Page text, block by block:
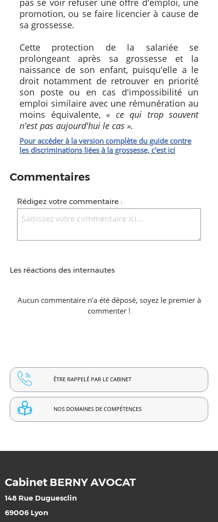
pas se voir refuser une offre d'emploi, une
promotion, ou se faire licencier à cause de
sa grossesse.
Cette protection de la salariée se
prolongeant après sa grossesse et la
naissance de son enfant, puisqu'elle a le
droit notamment de retrouver en priorité
son poste ou en cas d'impossibilité un
emploi similaire avec une rémunération au
moins équivalente, « ce qui trop souvent
n'est pas aujourd'hui le cas ».
Pour accéder à la version complète du guide contre
les discriminations liées à la grossesse, c'est ici
Commentaires
Rédigez votre commentaire :
Les réactions des internautes
Aucun commentaire n'a été déposé, soyez le premier à
commenter !
ÊTRE RAPPELÉ PAR LE CABINET
NOS DOMAINES DE COMPÉTENCES
Cabinet BERNY AVOCAT
148 Rue Duguesclin
69006 Lyon